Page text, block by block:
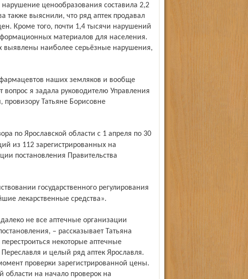
ценообразования составила 2,2
также выяснили, что ряд аптек продавал
Кроме того, почти 1,4 тысячи нарушений
материалов для населения.
выявлены наиболее серьёзные нарушения,
вопрос я задала руководителю Управления
провизору Татьяне Борисовне
из 112 зарегистрированных на
постановления Правительства
лекарственные средства».
– рассказывает Татьяна
некоторые аптечные
и целый ряд аптек Ярославля.
проверки зарегистрированной цены.
области на начало проверок на